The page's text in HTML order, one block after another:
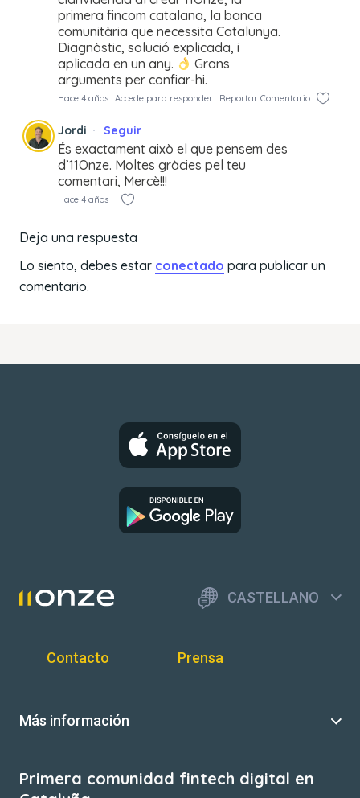
primera fincom catalana, la banca
comunitària que necessita Catalunya.
Diagnòstic, solució explicada, i
aplicada en un any.
Grans
arguments per confiar-hi.
Hace 4 años Accede para responder Reportar Comentario
Jordi Seguir
És exactament això el que pensem des
d’11Onze. Moltes gràcies pel teu
comentari, Mercè!!!
Hace 4 años
Deja una respuesta
Lo siento, debes estar conectado para publicar un
comentario.
CASTELLANO
Contacto Prensa
Más información
Primera comunidad fintech digital en